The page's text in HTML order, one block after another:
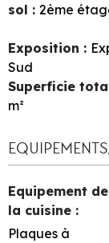
sol : 2ème
Exposition :
Sud
Superficie
m²
Equipement de
la cuisine :
Plaques à